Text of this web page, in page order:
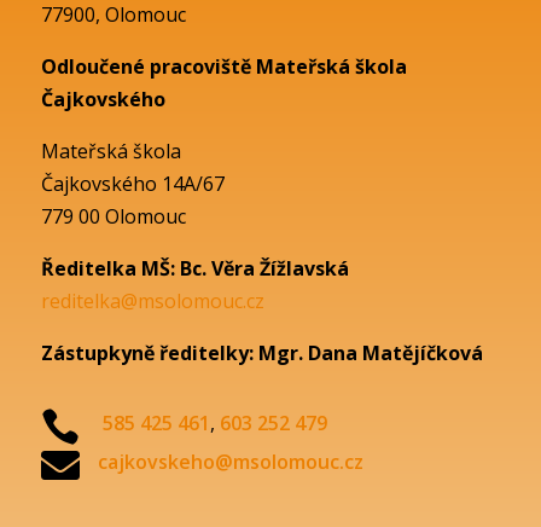
77900, Olomouc
Odloučené pracoviště Mateřská škola
Čajkovského
Mateřská škola
Čajkovského 14A/67
779 00 Olomouc
Ředitelka MŠ: Bc. Věra Žížlavská
reditelka@msolomouc.cz
Zástupkyně ředitelky: Mgr. Dana Matějíčková
 585 425 461, 603 252 479
 cajkovskeho@msolomouc.cz